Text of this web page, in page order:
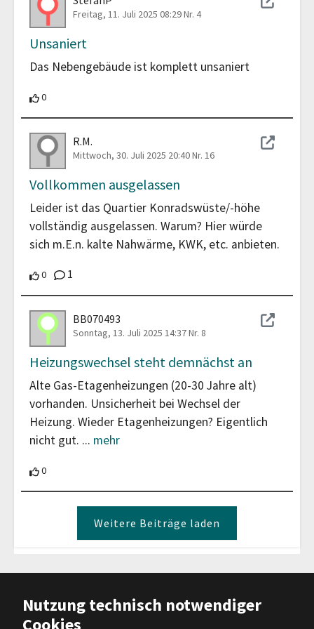
Nutzung technisch notwendiger
Cookies
Freitag, 11. Juli 2025 08:29Nr. 4
Unsaniert
Das Nebengebäude ist komplett unsaniert
00 Teilnehmende unterstützen diesen Beitrag
R.M.
Mittwoch, 30. Juli 2025 20:40Nr. 16
Vollkommen ausgelassen
Leider ist das Quartier Konradswüste/-höhe
vollständig ausgelassen. Warum? Hier würde
sich m.E.n. kalte Nahwärme, KWK, etc. anbieten.
00 Teilnehmende unterstützen diesen Beitrag
1
BB070493
Sonntag, 13. Juli 2025 14:37Nr. 8
Heizungswechsel steht demnächst an
Alte Gas-Etagenheizungen (20-30 Jahre alt)
vorhanden. Unsicherheit bei Wechsel der
Heizung. Wieder Etagenheizungen? Eigentlich
nicht gut. ... mehr
00 Teilnehmende unterstützen diesen Beitrag
Weitere Beiträge laden
Datenschutz
|
Nutzungsbedingungen